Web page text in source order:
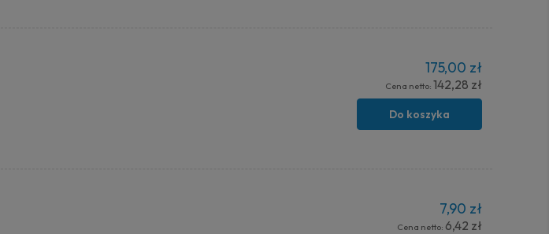
175,00 zł
Cena netto: 142,28 zł
Do koszyka
7,90 zł
Cena netto: 6,42 zł